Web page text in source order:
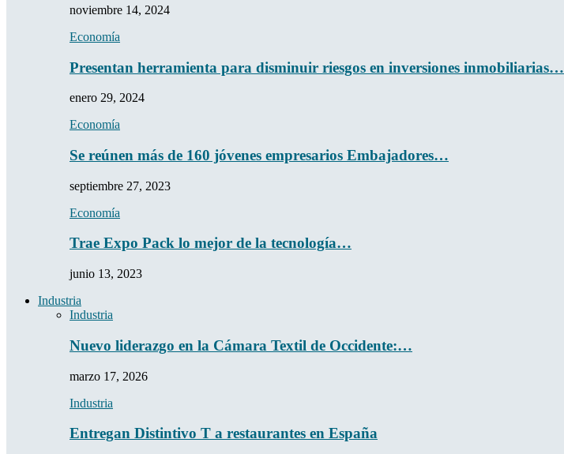
noviembre 14, 2024
Economía
Presentan herramienta para disminuir riesgos en inversiones inmobiliarias…
enero 29, 2024
Economía
Se reúnen más de 160 jóvenes empresarios Embajadores…
septiembre 27, 2023
Economía
Trae Expo Pack lo mejor de la tecnología…
junio 13, 2023
Industria
Industria
Nuevo liderazgo en la Cámara Textil de Occidente:…
marzo 17, 2026
Industria
Entregan Distintivo T a restaurantes en España